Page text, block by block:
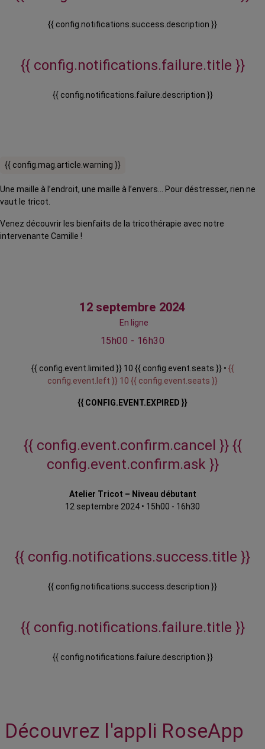
{{ config.notifications.success.description }}
{{ config.notifications.failure.title }}
{{ config.notifications.failure.description }}
{{ config.mag.article.warning }}
Une maille à l’endroit, une maille à l’envers… Pour déstresser, rien ne
vaut le tricot.
Venez découvrir les bienfaits de la tricothérapie avec notre
intervenante Camille !
12 septembre 2024
En ligne
15h00 - 16h30
{{ config.event.limited }} 10 {{ config.event.seats }} • {{
config.event.left }} 10 {{ config.event.seats }}
{{ CONFIG.EVENT.EXPIRED }}
{{ config.event.confirm.cancel }} {{
config.event.confirm.ask }}
Atelier Tricot – Niveau débutant
12 septembre 2024 • 15h00 - 16h30
{{ config.notifications.success.title }}
{{ config.notifications.success.description }}
{{ config.notifications.failure.title }}
{{ config.notifications.failure.description }}
Découvrez l'appli RoseApp